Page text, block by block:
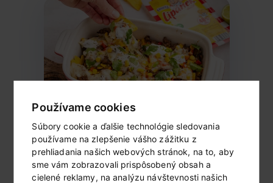
Používame cookies
Súbory cookie a ďalšie technológie sledovania
používame na zlepšenie vášho zážitku z
prehliadania našich webových stránok, na to, aby
sme vám zobrazovali prispôsobený obsah a
cielené reklamy, na analýzu návštevnosti našich
Zapečené nachos
Ingrediencie (2 porcie) 1 balenie goudy
Lipánek 100 g slaných tortilla...